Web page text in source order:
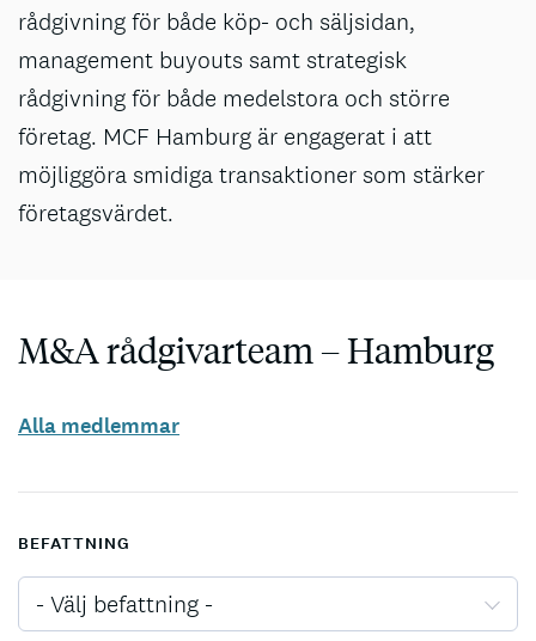
rådgivning för både köp- och säljsidan,
management buyouts samt strategisk
rådgivning för både medelstora och större
företag. MCF Hamburg är engagerat i att
möjliggöra smidiga transaktioner som stärker
företagsvärdet.
M&A rådgivarteam – Hamburg
Alla medlemmar
BEFATTNING
- Välj befattning -